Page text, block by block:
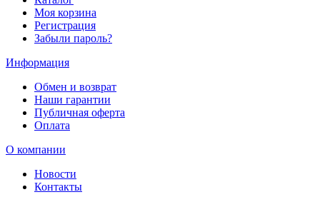
Моя корзина
Регистрация
Забыли пароль?
Информация
Обмен и возврат
Наши гарантии
Публичная оферта
Оплата
О компании
Новости
Контакты